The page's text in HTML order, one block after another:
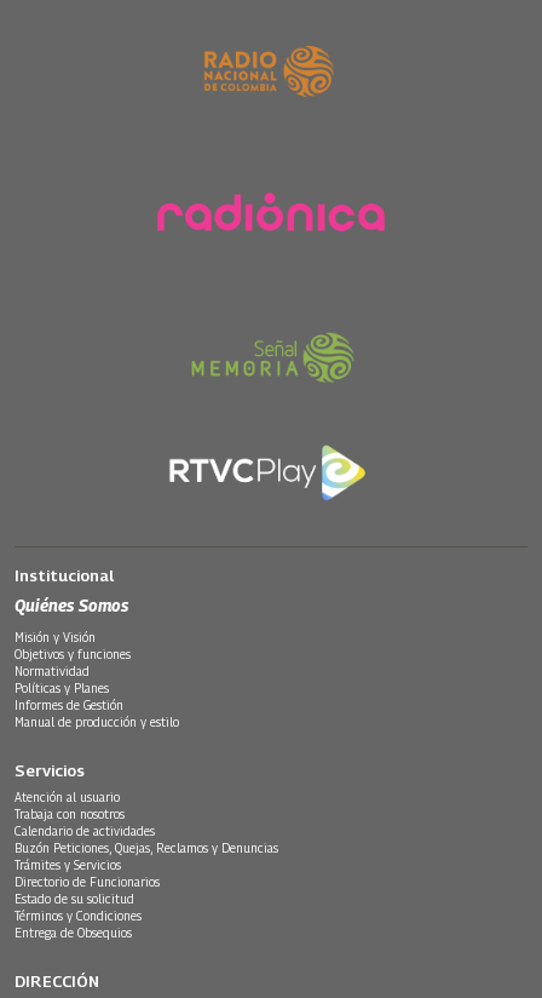
Institucional
Quiénes Somos
Misión y Visión
Objetivos y funciones
Normatividad
Políticas y Planes
Informes de Gestión
Manual de producción y estilo
Servicios
Atención al usuario
Trabaja con nosotros
Calendario de actividades
Buzón Peticiones, Quejas, Reclamos y Denuncias
Trámites y Servicios
Directorio de Funcionarios
Estado de su solicitud
Términos y Condiciones
Entrega de Obsequios
DIRECCIÓN